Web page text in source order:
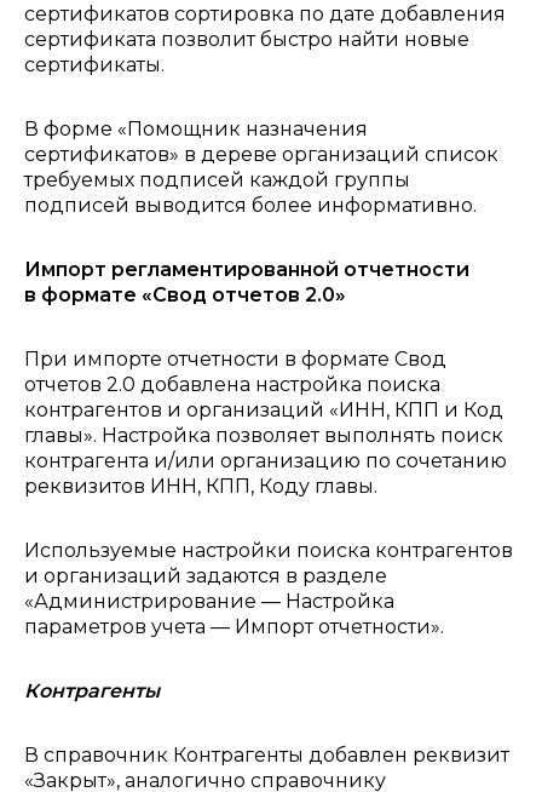
сертификатов сортировка по дате добавления
сертификата позволит быстро найти новые
сертификаты.
В форме «Помощник назначения
сертификатов» в дереве организаций список
требуемых подписей каждой группы
подписей выводится более информативно.
Импорт регламентированной отчетности
в формате «Свод отчетов 2.0»
При импорте отчетности в формате Свод
отчетов 2.0 добавлена настройка поиска
контрагентов и организаций «ИНН, КПП и Код
главы». Настройка позволяет выполнять поиск
контрагента и/или организацию по сочетанию
реквизитов ИНН, КПП, Коду главы.
Используемые настройки поиска контрагентов
и организаций задаются в разделе
«Администрирование — Настройка
параметров учета — Импорт отчетности».
Контрагенты
В справочник Контрагенты добавлен реквизит
«Закрыт», аналогично справочнику